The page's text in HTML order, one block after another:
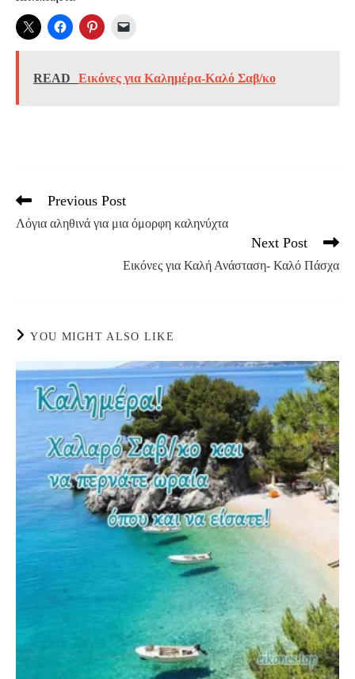
READ Εικόνες για Καλημέρα-Καλό Σαβ/κο
Read
articles
Previous Post
Λόγια αληθινά για μια όμορφη καληνύχτα
Next Post
Εικόνες για Καλή Ανάσταση- Καλό Πάσχα
YOU MIGHT ALSO LIKE